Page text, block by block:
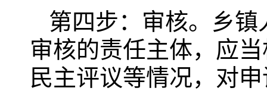
第四步：审核。乡
审核的责任主体，应
民主评议等情况，对